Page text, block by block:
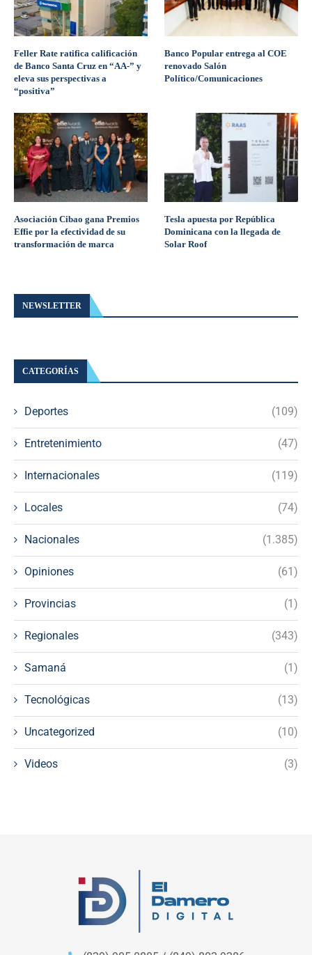
Feller Rate ratifica calificación
de Banco Santa Cruz en “AA-” y
eleva sus perspectivas a
“positiva”
Banco Popular entrega al COE
renovado Salón
Político/Comunicaciones
Asociación Cibao gana Premios
Effie por la efectividad de su
transformación de marca
Tesla apuesta por República
Dominicana con la llegada de
Solar Roof
NEWSLETTER
CATEGORÍAS
Deportes (109)
Entretenimiento (47)
Internacionales (119)
Locales (74)
Nacionales (1.385)
Opiniones (61)
Provincias (1)
Regionales (343)
Samaná (1)
Tecnológicas (13)
Uncategorized (10)
Videos (3)